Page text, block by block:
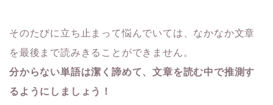
そのたびに立ち止まって悩んでいては、なかなか文章
を最後まで読みきることができません。
分からない単語は潔く諦めて、文章を読む中で推測す
るようにしま しょう！